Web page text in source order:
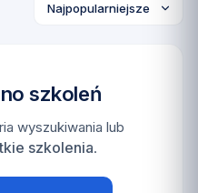
szkoleń
wyszukiwania lub
szkolenia.